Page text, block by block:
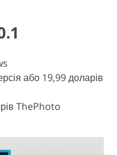
або 19,99 доларів
ThePhoto